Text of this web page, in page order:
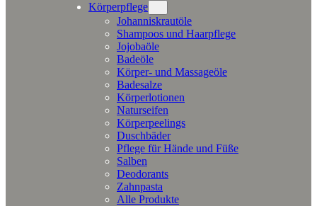
Körperpflege
Johanniskrautöle
Shampoos und Haarpflege
Jojobaöle
Badeöle
Körper- und Massageöle
Badesalze
Körperlotionen
Naturseifen
Körperpeelings
Duschbäder
Pflege für Hände und Füße
Salben
Deodorants
Zahnpasta
Alle Produkte